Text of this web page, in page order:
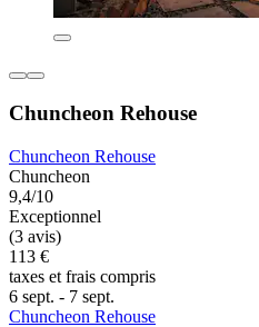
Chuncheon Rehouse
Chuncheon Rehouse
Chuncheon
9,4/10
Exceptionnel
(3 avis)
113 €
taxes et frais compris
6 sept. - 7 sept.
Chuncheon Rehouse